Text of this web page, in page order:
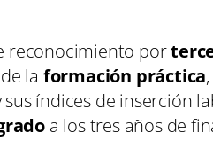
reconocimiento por
la formación práctica
sus índices de inserción
a los tres años de